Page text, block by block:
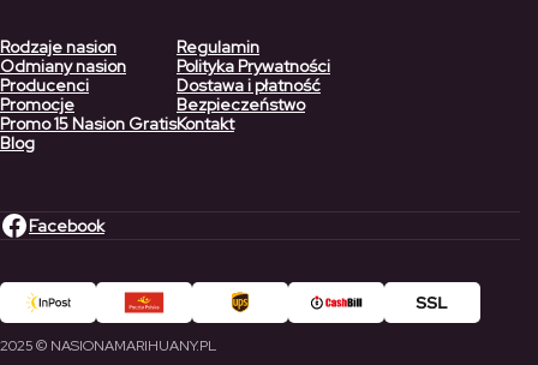
Rodzaje nasion
Odmiany nasion
Producenci
Promocje
Promo 15 Nasion Gratis
Blog
Regulamin
Polityka Prywatności
Dostawa i płatność
Bezpieczeństwo
Kontakt
Facebook
2025 © NASIONAMARIHUANY.PL